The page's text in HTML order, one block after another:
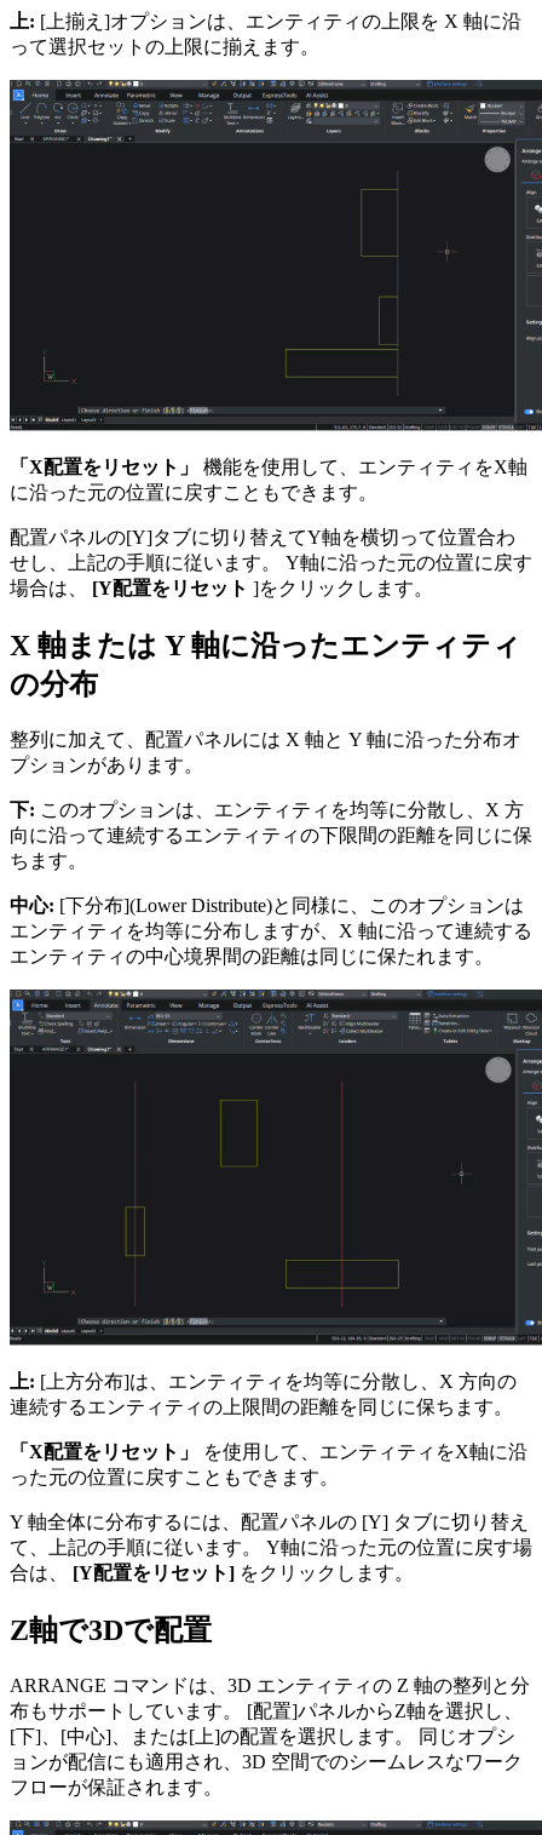
上: [上揃え]オプションは、エンティティの上限を X 軸に沿
って選択セットの上限に揃えます。
「X配置をリセット」
機能を使用して、エンティティをX軸
に沿った元の位置に戻すこともできます。
配置パネルの[Y]タブに切り替えてY軸を横切って位置合わ
せし、上記の手順に従います。 Y軸に沿った元の位置に戻す
場合は、 [Y配置をリセット ]をクリックします。
X 軸または Y 軸に沿ったエンティティ
の分布
整列に加えて、配置パネルには X 軸と Y 軸に沿った分布オ
プションがあります。
下: このオプションは、エンティティを均等に分散し、X 方
向に沿って連続するエンティティの下限間の距離を同じに保
ちます。
中心: [下分布](Lower Distribute)と同様に、このオプションは
エンティティを均等に分布しますが、X 軸に沿って連続する
エンティティの中心境界間の距離は同じに保たれます。
上: [上方分布]は、エンティティを均等に分散し、X 方向の
連続するエンティティの上限間の距離を同じに保ちます。
「X配置をリセット」
を使用して、エンティティをX軸に沿
った元の位置に戻すこともできます。
Y 軸全体に分布するには、配置パネルの [Y] タブに切り替え
て、上記の手順に従います。 Y軸に沿った元の位置に戻す場
合は、 [Y配置をリセット] をクリックします。
Z軸で3Dで配置
ARRANGE コマンドは、3D エンティティの Z 軸の整列と分
布もサポートしています。 [配置]パネルからZ軸を選択し、
[下]、[中心]、または[上]の配置を選択します。 同じオプシ
ョンが配信にも適用され、3D 空間でのシームレスなワーク
フローが保証されます。